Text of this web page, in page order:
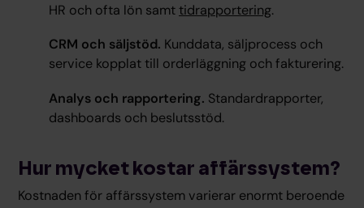
HR och ofta lön samttidrapportering.
CRM och säljstöd. Kunddata, säljprocess och
service kopplat till orderläggning och fakturering.
Analys och rapportering. Standardrapporter,
dashboards och beslutsstöd.
Hur mycket kostar affärssystem?
Kostnaden för affärssystem varierar enormt beroende